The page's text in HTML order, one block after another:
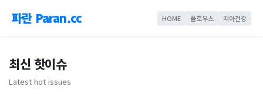
파란 Paran.cc HOME 플로우스 치아건강
최신 핫이슈
Latest hot issues